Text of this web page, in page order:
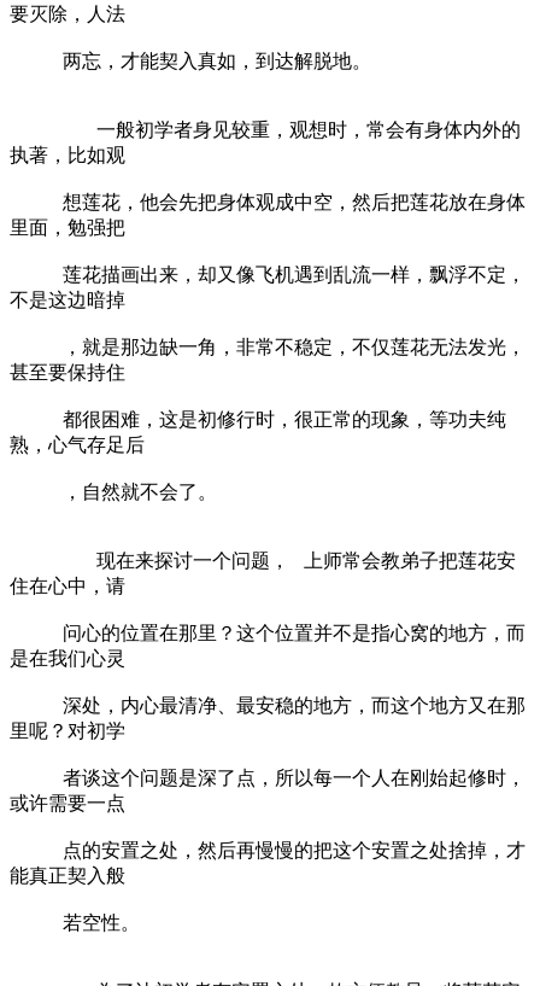
要灭除，人法
两忘，才能契入真如，到达解脱地。
一般初学者身见较重，观想时，常会有身体内外的
执著，比如观
想莲花，他会先把身体观成中空，然后把莲花放在身体
里面，勉强把
莲花描画出来，却又像飞机遇到乱流一样，飘浮不定，
不是这边暗掉
，就是那边缺一角，非常不稳定，不仅莲花无法发光，
甚至要保持住
都很困难，这是初修行时，很正常的现象，等功夫纯
熟，心气存足后
，自然就不会了。
现在来探讨一个问题， 上师常会教弟子把莲花安
住在心中，请
问心的位置在那里？这个位置并不是指心窝的地方，而
是在我们心灵
深处，内心最清净、最安稳的地方，而这个地方又在那
里呢？对初学
者谈这个问题是深了点，所以每一个人在刚始起修时，
或许需要一点
点的安置之处，然后再慢慢的把这个安置之处捨掉，才
能真正契入般
若空性。